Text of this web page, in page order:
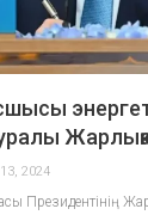
Жарлыққа
2024
Президентінің